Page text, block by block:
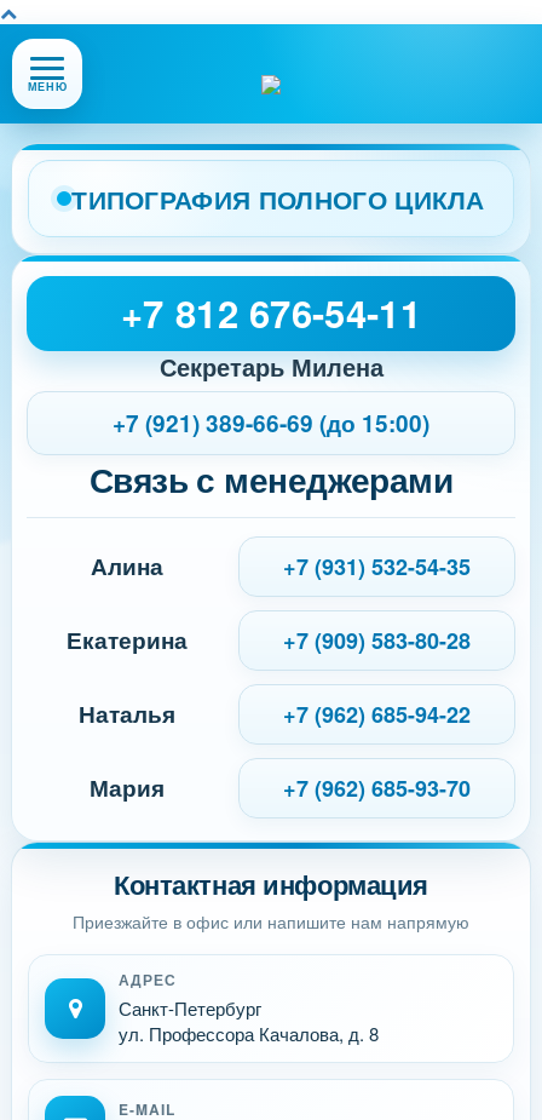
Открыть
или
меню
сайта
МЕНЮ
ТИПОГРАФИЯ ПОЛНОГО ЦИКЛА
Контактная информация
Приезжайте в офис или напишите нам напрямую
АДРЕС
Санкт-Петербург
ул. Профессора Качалова, д. 8
E-MAIL
+7 812 676-54-11
Секретарь Милена
+7 (921) 389-66-69 (до 15:00)
Связь с менеджерами
Алина +7 (931) 532-54-35
Екатерина +7 (909) 583-80-28
Наталья +7 (962) 685-94-22
Мария +7 (962) 685-93-70